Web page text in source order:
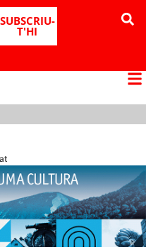
SUBSCRIU-
T'HI